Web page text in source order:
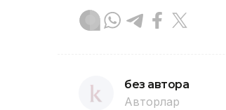
без автора
Авторлар